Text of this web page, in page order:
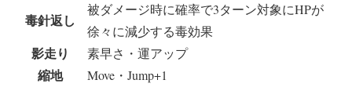
毒針返し
被ダメージ時に確率で3ターン対象にHPが
徐々に減少する毒効果
影走り 素早さ・運アップ
縮地 Move・Jump+1